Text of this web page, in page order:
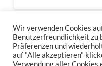
IMPRESSUM
Wir verwenden Cookies
Benutzerfreundlichkeit zu
Präferenzen und
auf "Alle akzeptieren"
Verwendung aller Cookies